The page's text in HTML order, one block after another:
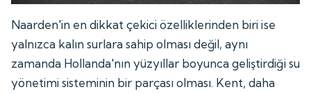
Naarden'in en dikkat çekici özelliklerinden biri ise
yalnızca kalın surlara sahip olması değil, aynı
zamanda Hollanda'nın yüzyıllar boyunca geliştirdiği su
yönetimi sisteminin bir parçası olması. Kent, daha